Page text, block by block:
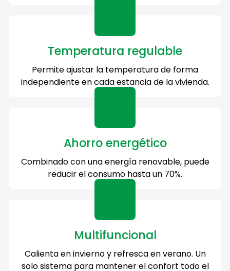
Temperatura regulable
Permite ajustar la temperatura de forma
independiente en cada estancia de la vivienda.
Ahorro energético
Combinado con una energía renovable, puede
reducir el consumo hasta un 70%.
Multifuncional
Calienta en invierno y refresca en verano. Un
solo sistema para mantener el confort todo el